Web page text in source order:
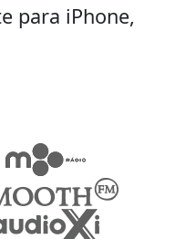
para iPhone,